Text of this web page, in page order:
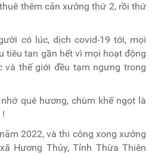
thêm căn xưởng thứ 2, rồi thứ
có lúc, dịch covid-19 tới, mọi
tiêu tan gần hết vì mọi hoạt động
và thế giới đều tạm ngưng trong
quê hương, chùm khế ngọt là
2022, và thi công xong xưởng
Hương Thủy, Tỉnh Thừa Thiên